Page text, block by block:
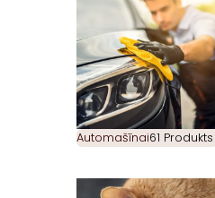
Automašīnai61 Produkts